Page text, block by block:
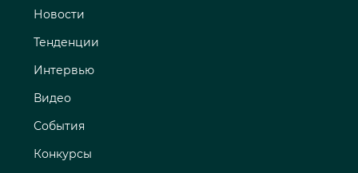
Новости
Тенденции
Интервью
Видео
События
Конкурсы